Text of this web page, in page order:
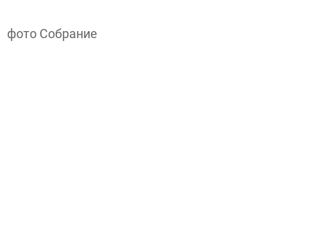
фото Собрание